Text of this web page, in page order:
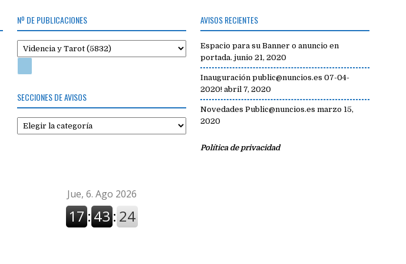
Nº DE PUBLICACIONES
SECCIONES DE AVISOS
Secciones
de
AVISOS RECIENTES
Espacio para su Banner o anuncio en
portada. junio 21, 2020
Inauguración public@nuncios.es 07-04-
2020! abril 7, 2020
Novedades Public@nuncios.es marzo 15,
2020
Política de privacidad